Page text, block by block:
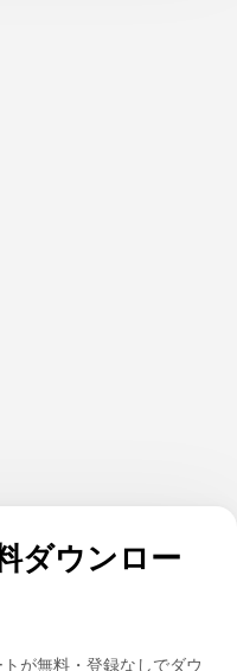
ダウンロー
が無料・登録なしでダウ